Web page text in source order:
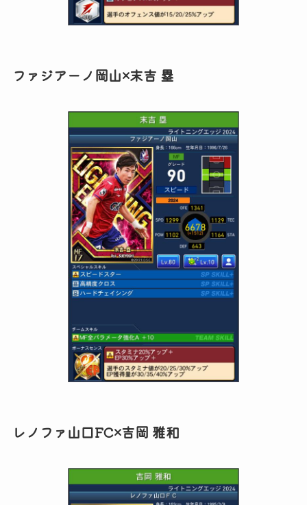
ファジアーノ岡山×末吉 塁
レノファ山口FC×吉岡 雅和